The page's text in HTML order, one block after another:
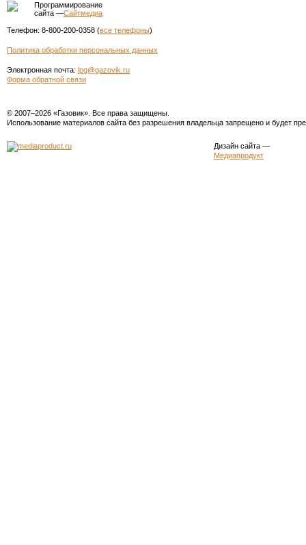
Программирование
сайта —Сайтмедиа
Телефон: 8-800-200-0358 (все телефоны)
Политика обработки персональных данных
Электронная почта: lpg@gazovik.ru
Форма обратной связи
© 2007–2026 «Газовик». Все права защищены.
Использование материалов сайта без разрешения владельца запрещено и будет
Дизайн сайта—
Медиапродукт